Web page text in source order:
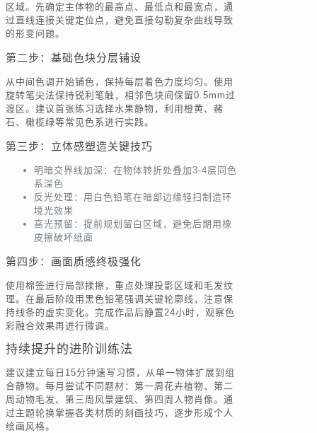
区域。先确定主体物的最高点、最低点和最宽点，通
过直线连接关键定位点，避免直接勾勒复杂曲线导致
的形变问题。
第二步：基础色块分层铺设
从中间色调开始铺色，保持每层着色力度均匀。使用
旋转笔尖法保持锐利笔触，相邻色块间保留0.5mm过
渡区。建议首张练习选择水果静物，利用橙黄、赭
石、橄榄绿等常见色系进行实践。
第三步：立体感塑造关键技巧
明暗交界线加深：在物体转折处叠加3-4层同色
系深色
反光处理：用白色铅笔在暗部边缘轻扫制造环
境光效果
高光预留：提前规划留白区域，避免后期用橡
皮擦破坏纸面
第四步：画面质感终极强化
使用棉签进行局部揉擦，重点处理投影区域和毛发纹
理。在最后阶段用黑色铅笔强调关键轮廓线，注意保
持线条的虚实变化。完成作品后静置24小时，观察色
彩融合效果再进行微调。
持续提升的进阶训练法
建议建立每日15分钟速写习惯，从单一物体扩展到组
合静物。每月尝试不同题材：第一周花卉植物、第二
周动物毛发、第三周风景建筑、第四周人物肖像。通
过主题轮换掌握各类材质的刻画技巧，逐步形成个人
绘画风格。